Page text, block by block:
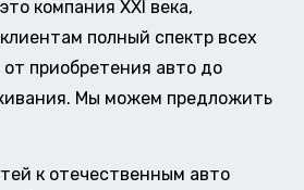
компания XXI века,
полный спектр всех
приобретения авто до
Мы можем предложить
к отечественным авто